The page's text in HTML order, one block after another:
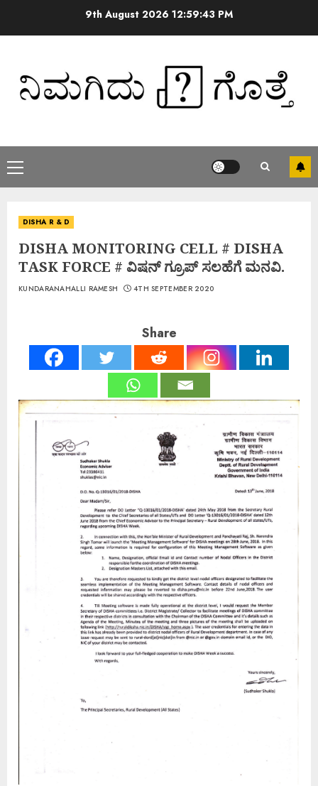
9th August 2026 12:59:44 PM
DISHA R & D
DISHA MONITORING CELL # DISHA
TASK FORCE # ವಿಷನ್ ಗ್ರೂಪ್ ಸಲಹೆಗೆ ಮನವಿ.
KUNDARANAHALLI RAMESH 4TH SEPTEMBER 2020
Share